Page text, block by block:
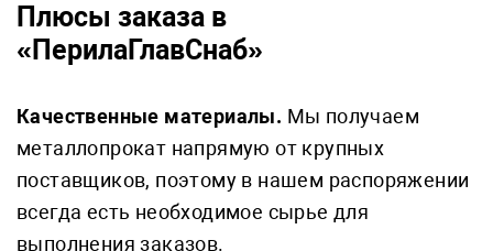
Плюсы заказа в
«ПерилаГлавСнаб»
Качественные материалы. Мы получаем
металлопрокат напрямую от крупных
поставщиков, поэтому в нашем распоряжении
всегда есть необходимое сырье для
выполнения заказов.